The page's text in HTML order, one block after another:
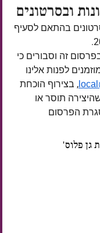
ובסרטונים
בהתאם לסעיף
זה וסבורים כי
לפנות אלינו
, בצירוף הוכחת
תוסר או
הפרסום
גן פלוס'